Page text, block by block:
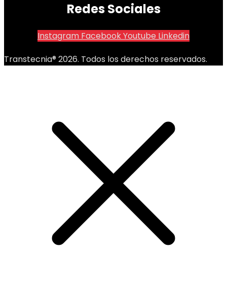
Redes Sociales
Instagram FacebookYoutube Linkedin
Transtecnia® 2026. Todos los derechos reservados.